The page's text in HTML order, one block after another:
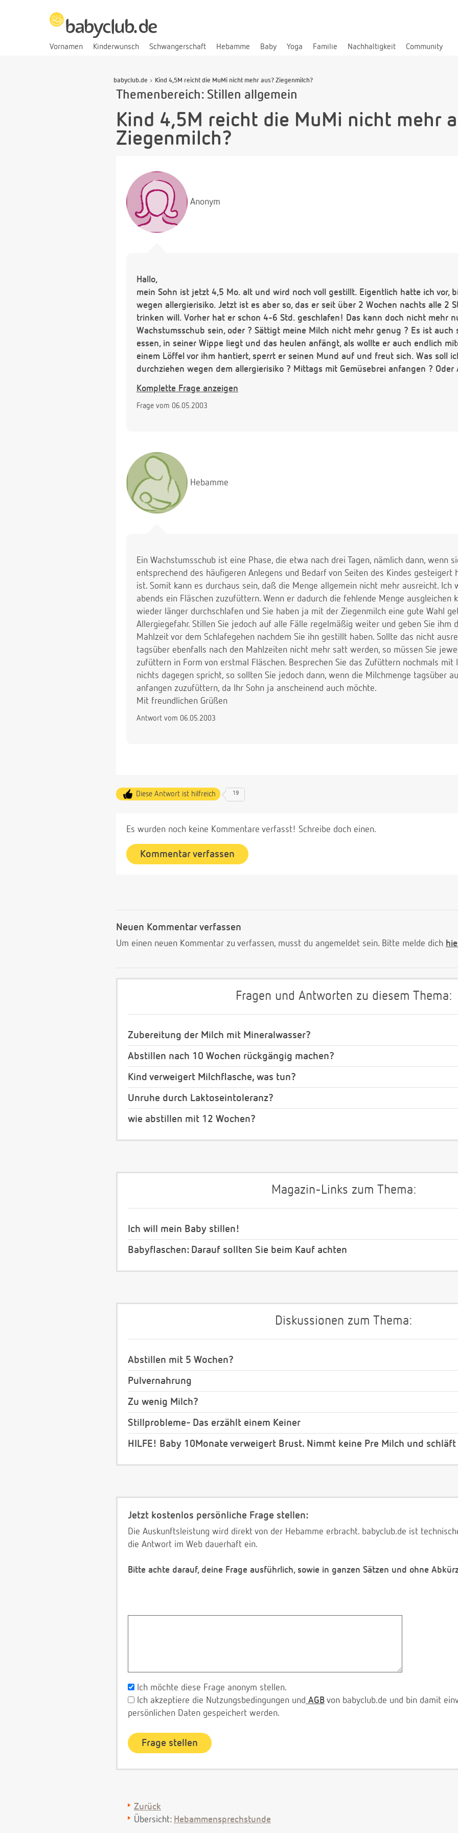
Vornamen Kinderwunsch Schwangerschaft Hebamme Baby Yoga Familie Nachhaltigkeit Community
babyclub.de Kind 4,5M reicht die MuMi nicht mehr aus? Ziegenmilch?
Themenbereich: Stillen allgemein
Kind 4,5M reicht die MuMi nicht mehr
Ziegenmilch?
Anonym
Hallo,
mein Sohn ist jetzt 4,5 Mo. alt und wird noch voll gestillt. Eigentlich hatte ich vor,
wegen allergierisiko. Jetzt ist es aber so, das er seit über 2 Wochen nachts alle 2
trinken will. Vorher hat er schon 4-6 Std. geschlafen! Das kann doch nicht mehr
Wachstumsschub sein, oder ? Sättigt meine Milch nicht mehr genug ? Es ist auch
essen, in seiner Wippe liegt und das heulen anfängt, als wollte er auch endlich
einem Löffel vor ihm hantiert, sperrt er seinen Mund auf und freut sich. Was soll
durchziehen wegen dem allergierisiko ? Mittags mit Gemüsebrei anfangen ? Oder
Ziegenmilchpulver zuhause.
Danke,
Komplette Frage anzeigen
Frage vom 06.05.2003
Hebamme
Ein Wachstumsschub ist eine Phase, die etwa nach drei Tagen, nämlich dann, wenn
entsprechend des häufigeren Anlegens und Bedarf von Seiten des Kindes gesteigert
ist. Somit kann es durchaus sein, daß die Menge allgemein nicht mehr ausreicht. Ich
abends ein Fläschen zuzufüttern. Wenn er dadurch die fehlende Menge ausgleichen
wieder länger durchschlafen und Sie haben ja mit der Ziegenmilch eine gute Wahl
Allergiegefahr. Stillen Sie jedoch auf alle Fälle regelmäßig weiter und geben Sie ihm
Mahlzeit vor dem Schlafegehen nachdem Sie ihn gestillt haben. Sollte das nicht
tagsüber ebenfalls nach den Mahlzeiten nicht mehr satt werden, so müssen Sie
zufüttern in Form von erstmal Fläschen. Besprechen Sie das Zufüttern nochmals mit
nichts dagegen spricht, so sollten Sie jedoch dann, wenn die Milchmenge tagsüber
anfangen zuzufüttern, da Ihr Sohn ja anscheinend auch möchte.
Mit freundlichen Grüßen
Antwort vom 06.05.2003
Diese Antwort ist hilfreich 19
Es wurden noch keine Kommentare verfasst! Schreibe doch einen.
Kommentar verfassen
Neuen Kommentar verfassen
Um einen neuen Kommentar zu verfassen, musst du angemeldet sein. Bitte melde dich
Fragen und Antworten zu diesem Thema:
Zubereitung der Milch mit Mineralwasser?
Abstillen nach 10 Wochen rückgängig machen?
Kind verweigert Milchflasche, was tun?
Unruhe durch Laktoseintoleranz?
wie abstillen mit 12 Wochen?
Magazin-Links zum Thema:
Ich will mein Baby stillen!
Babyflaschen: Darauf sollten Sie beim Kauf achten
Diskussionen zum Thema:
Abstillen mit 5 Wochen?
Pulvernahrung
Zu wenig Milch?
Stillprobleme- Das erzählt einem Keiner
HILFE! Baby 10Monate verweigert Brust. Nimmt keine Pre Milch und
Jetzt kostenlos persönliche Frage stellen:
Die Auskunftsleistung wird direkt von der Hebamme erbracht. babyclub.de ist
die Antwort im Web dauerhaft ein.
Bitte achte darauf, deine Frage ausführlich, sowie in ganzen Sätzen und ohne
Ich möchte diese Frage anonym stellen.
Ich akzeptiere die Nutzungsbedingungen und AGB von babyclub.de und bin damit
persönlichen Daten gespeichert werden.
Zurück
Übersicht: Hebammensprechstunde